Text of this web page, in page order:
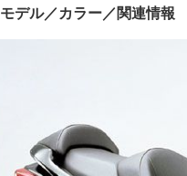
モデル／カラー／関連情報